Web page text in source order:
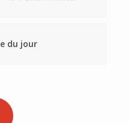
du jour